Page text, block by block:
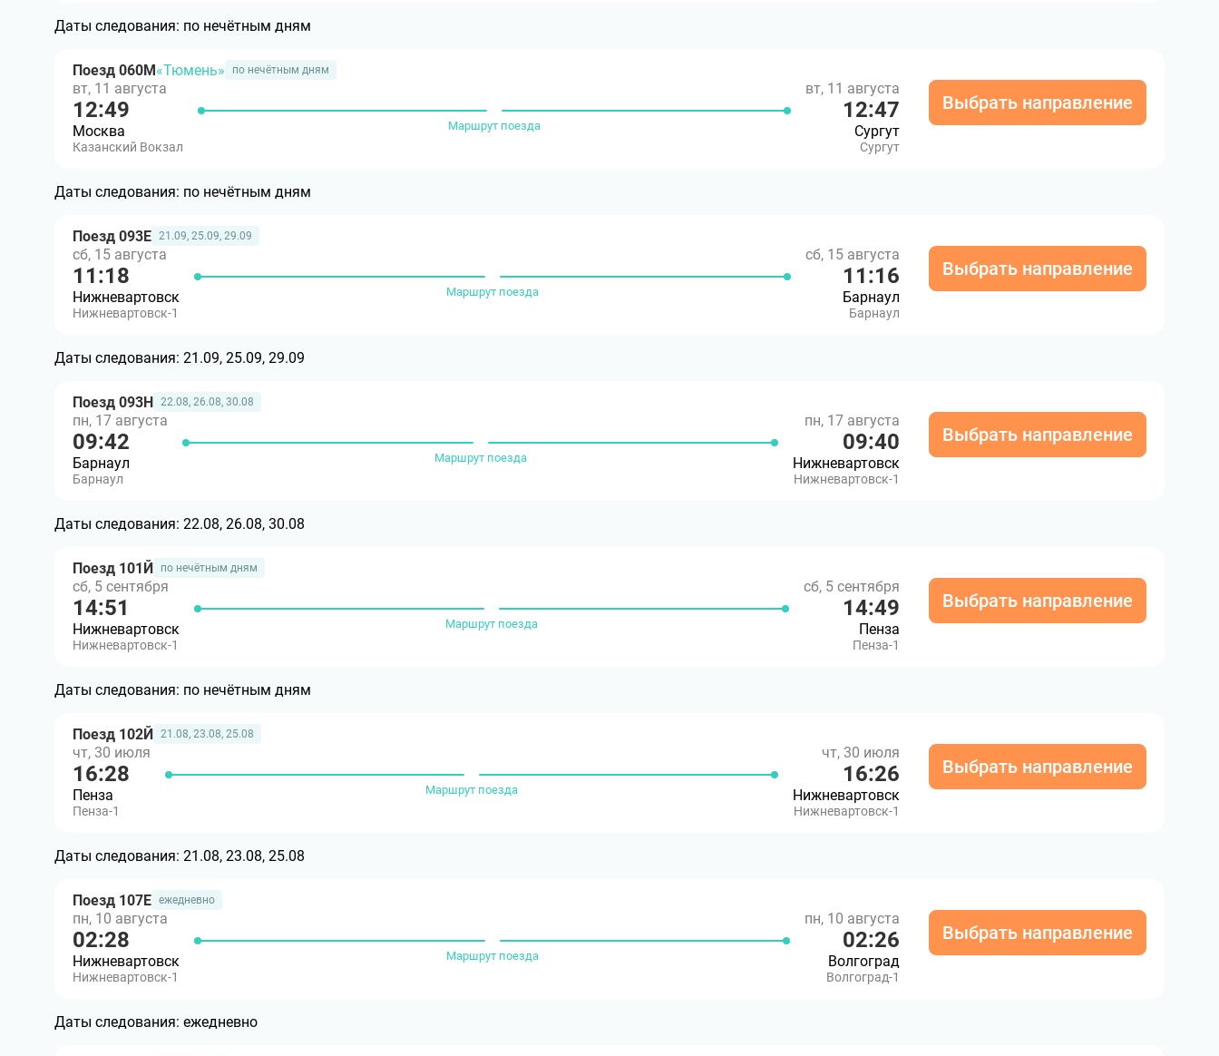
Даты следования: по нечётным дням
Поезд 060М«Тюмень» по нечётным дням
вт, 11 августа
12:49
Москва
Казанский Вокзал
Маршрут поезда
вт, 11 августа
12:47
Сургут
Сургут
Выбрать направление
Даты следования: по нечётным дням
Поезд 093Е 21.09, 25.09, 29.09
сб, 15 августа
11:18
Нижневартовск
Нижневартовск-1
Маршрут поезда
сб, 15 августа
11:16
Барнаул
Барнаул
Выбрать направление
Даты следования: 21.09, 25.09, 29.09
Поезд 093Н 22.08, 26.08, 30.08
пн, 17 августа
09:42
Барнаул
Барнаул
Маршрут поезда
пн, 17 августа
09:40
Нижневартовск
Нижневартовск-1
Выбрать направление
Даты следования: 22.08, 26.08, 30.08
Поезд 101Й по нечётным дням
сб, 5 сентября
14:51
Нижневартовск
Нижневартовск-1
Маршрут поезда
сб, 5 сентября
14:49
Пенза
Пенза-1
Выбрать направление
Даты следования: по нечётным дням
Поезд 102Й 21.08, 23.08, 25.08
чт, 30 июля
16:28
Пенза
Пенза-1
Маршрут поезда
чт, 30 июля
16:26
Нижневартовск
Нижневартовск-1
Выбрать направление
Даты следования: 21.08, 23.08, 25.08
Поезд 107Е ежедневно
пн, 10 августа
02:28
Нижневартовск
Нижневартовск-1
Маршрут поезда
пн, 10 августа
02:26
Волгоград
Волгоград-1
Выбрать направление
Даты следования: ежедневно